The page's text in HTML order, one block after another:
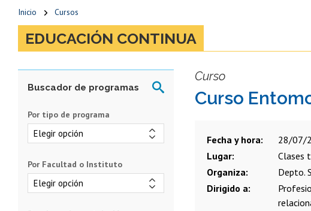
Inicio Cursos
EDUCACIÓN CONTINUA
Curso
Curso
Fecha y hora
28/07/
Lugar
Clases
Organiza
Depto.
Dirigido a
Por tipo de programa
Por Facultad o Instituto